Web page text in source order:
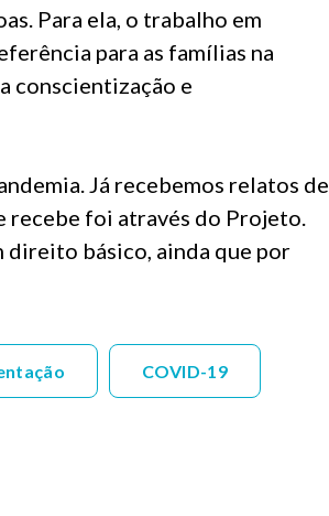
Para ela, o trabalho em
para as famílias na
conscientização e
Já recebemos relatos de
recebe foi através do Projeto.
direito básico, ainda que por
COVID-19